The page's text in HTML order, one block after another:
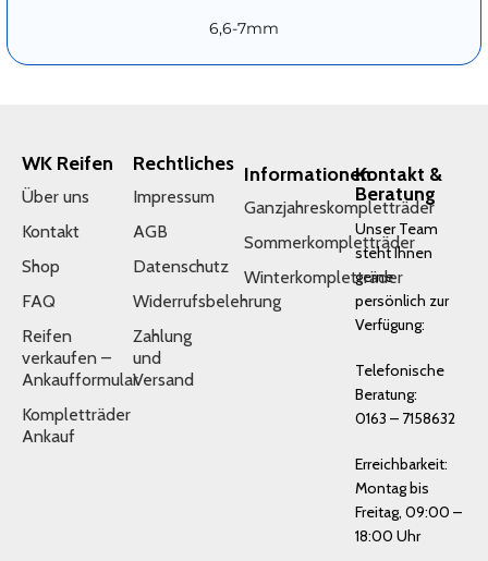
6,6-7mm
WK Reifen
Über uns
Kontakt
Shop
FAQ
Reifen
verkaufen –
Ankaufformular
Kompletträder
Ankauf
Rechtliches
Impressum
AGB
Datenschutz
Widerrufsbelehrung
Zahlung
und
Versand
Informationen
Ganzjahreskompletträder
Sommerkompletträder
Winterkompletträder
Kontakt &
Beratung
Unser Team
steht Ihnen
gerne
persönlich zur
Verfügung:
Telefonische
Beratung:
0163 – 7158632
Erreichbarkeit:
Montag bis
Freitag, 09:00 –
18:00 Uhr